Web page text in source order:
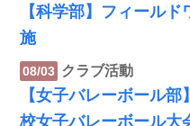
【科学部】フィール
施
08/03 クラブ活動
【女子バレーボール
校女子バレーボール大